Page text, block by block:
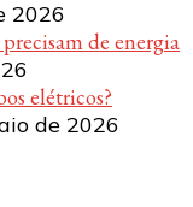
2026
de energia
elétricos?
de 2026